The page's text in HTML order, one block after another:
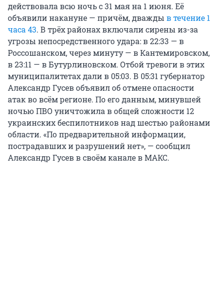
действовала всю ночь с 31 мая на 1 июня. Её
объявили накануне — причём, дважды в течение 1
часа 43. В трёх районах включали сирены из-за
угрозы непосредственного удара: в 22:33 — в
Россошанском, через минуту — в Кантемировском,
в 23:11 — в Бутурлиновском. Отбой тревоги в этих
муниципалитетах дали в 05:03. В 05:31 губернатор
Александр Гусев объявил об отмене опасности
атак во всём регионе. По его данным, минувшей
ночью ПВО уничтожила в общей сложности 12
украинских беспилотников над шестью районами
области. «По предварительной информации,
пострадавших и разрушений нет», — сообщил
Александр Гусев в своём канале в МАКС.